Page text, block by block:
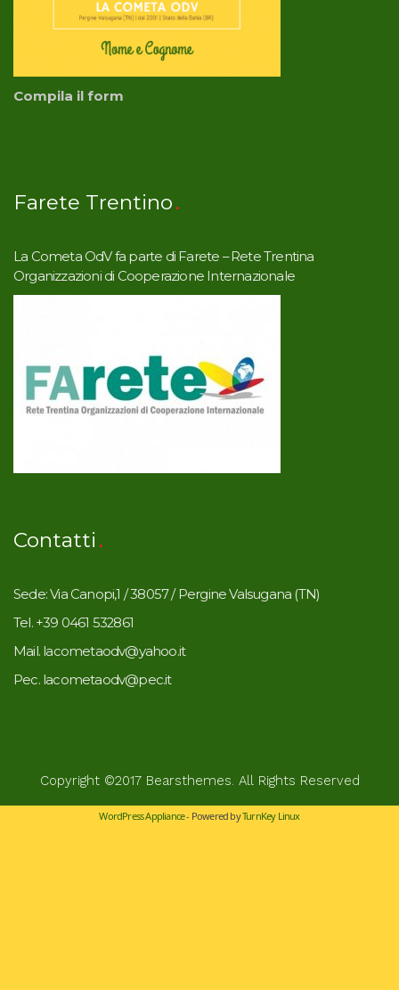
Compila il form
Farete Trentino
La Cometa OdV fa parte di Farete – Rete Trentina
Organizzazioni di Cooperazione Internazionale
Contatti
Sede: Via Canopi,1 / 38057 / Pergine Valsugana (TN)
Tel. +39 0461 532861
Mail. lacometaodv@yahoo.it
Pec. lacometaodv@pec.it
Copyright ©2017 Bearsthemes. All Rights Reserved
WordPress Appliance- Powered byTurnKey Linux